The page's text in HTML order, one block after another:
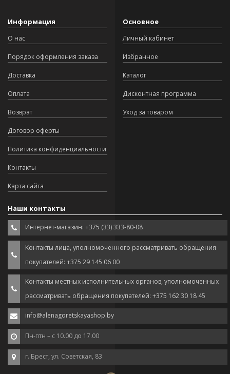
Информация
О нас
Порядок оформления заказа
Доставка
Оплата
Возврат
Договор оферты
Политика конфиденциальности
Контакты
Карта сайта
Основное
Личный кабинет
Избранное
Каталог
Дисконтная программа
Уход за товаром
Наши контакты
Интернет-магазин: +375 (33) 333-80-08
Контакты лица, уполномоченного рассматривать обращения
покупателей: +375 29 145 06 00
Контакты местных исполнительных органов, уполномоченных
рассматривать обращения покупателей: +375 162 30 18 45
info@alenagoretskayashop.by
Пн-птн – с 10.00 до 17.00
г. Брест, ул. Советская, 83